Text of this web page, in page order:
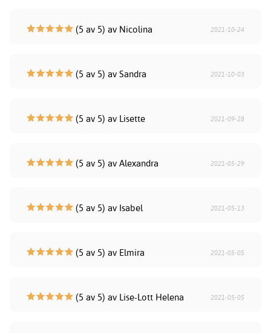
(5 av 5) av Nicolina 2021-10-24
(5 av 5) av Sandra 2021-10-03
(5 av 5) av Lisette 2021-09-28
(5 av 5) av Alexandra 2021-05-29
(5 av 5) av Isabel 2021-05-13
(5 av 5) av Elmira 2021-05-05
(5 av 5) av Lise-Lott Helena 2021-05-05